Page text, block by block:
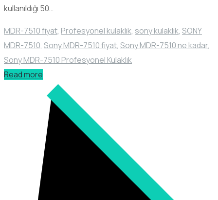
kullanıldığı 50…
MDR-7510 fiyat, Profesyonel kulaklık, sony kulaklık, SONY
MDR-7510, Sony MDR-7510 fiyat, Sony MDR-7510 ne kadar,
Sony MDR-7510 Profesyonel Kulaklık
Read more